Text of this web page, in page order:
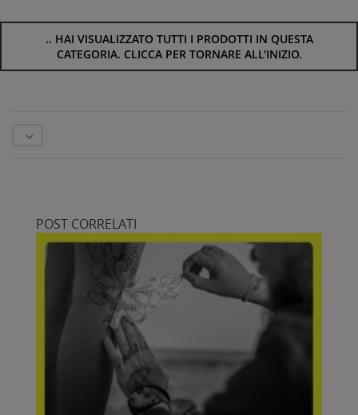
.. HAI VISUALIZZATO TUTTI I PRODOTTI IN QUESTA
CATEGORIA. CLICCA PER TORNARE ALL'INIZIO.

POST CORRELATI